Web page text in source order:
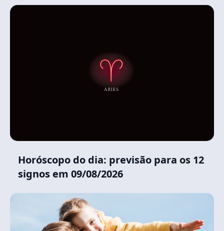
Horóscopo do dia: previsão para os 12
signos em 09/08/2026